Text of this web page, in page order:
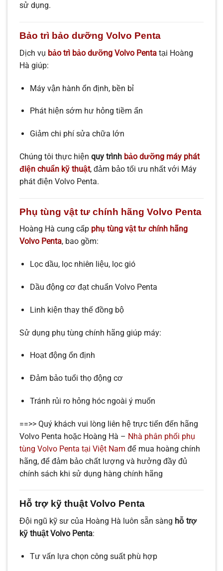
sử dụng.
Bảo trì bảo dưỡng Volvo Penta
Dịch vụ bảo trì bảo dưỡng Volvo Penta tại Hoàng
Hà giúp:
Máy vận hành ổn định, bền bỉ
Phát hiện sớm hư hỏng tiềm ẩn
Giảm chi phí sửa chữa lớn
Chúng tôi thực hiện quy trình bảo dưỡng máy phát
điện chuẩn kỹ thuật, đảm bảo tối ưu nhất với Máy
phát điện Volvo Penta.
Phụ tùng vật tư chính hãng Volvo Penta
Hoàng Hà cung cấp phụ tùng vật tư chính hãng
Volvo Penta, bao gồm:
Lọc dầu, lọc nhiên liệu, lọc gió
Dầu động cơ đạt chuẩn Volvo Penta
Linh kiện thay thế đồng bộ
Sử dụng phụ tùng chính hãng giúp máy:
Hoạt động ổn định
Đảm bảo tuổi thọ động cơ
Tránh rủi ro hỏng hóc ngoài ý muốn
==>> Quý khách vui lòng liên hệ trực tiến đến hãng
Volvo Penta hoặc Hoàng Hà – Nhà phân phối phụ
tùng Volvo Penta tại Việt Nam để mua hoàng chính
hãng, để đảm bảo chất lượng và hưởng đầy đủ
chính sách khi sử dụng hàng chính hãng
Hỗ trợ kỹ thuật Volvo Penta
Đội ngũ kỹ sư của Hoàng Hà luôn sẵn sàng hỗ trợ
kỹ thuật Volvo Penta:
Tư vấn lựa chọn công suất phù hợp